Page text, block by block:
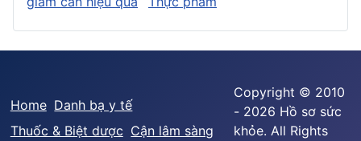
Home Danh bạ y tế
Thuốc & Biệt dược Cận lâm sàng
Copyright © 2010
- 2026 Hồ sơ sức
khỏe. All Rights